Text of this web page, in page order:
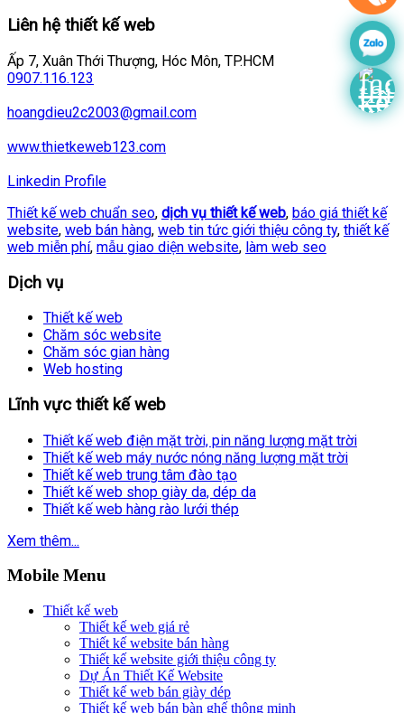
Liên hệ thiết kế web
Ấp 7, Xuân Thới Thượng, Hóc Môn, TP.HCM
0907.116.123
hoangdieu2c2003@gmail.com
www.thietkeweb123.com
Linkedin Profile
Thiết kế web chuẩn seo, dịch vụ thiết kế web, báo giá thiết kế
website, web bán hàng, web tin tức giới thiệu công ty, thiết kế
web miễn phí, mẫu giao diện website, làm web seo
Dịch vụ
Thiết kế web
Chăm sóc website
Chăm sóc gian hàng
Web hosting
Lĩnh vực thiết kế web
Thiết kế web điện mặt trời, pin năng lượng mặt trời
Thiết kế web máy nước nóng năng lượng mặt trời
Thiết kế web trung tâm đào tạo
Thiết kế web shop giày da, dép da
Thiết kế web hàng rào lưới thép
Xem thêm...
Mobile Menu
Thiết kế web
Thiết kế web giá rẻ
Thiết kế website bán hàng
Thiết kế website giới thiệu công ty
Dự Án Thiết Kế Website
Thiết kế web bán giày dép
Thiết kế web bán bàn ghế thông minh